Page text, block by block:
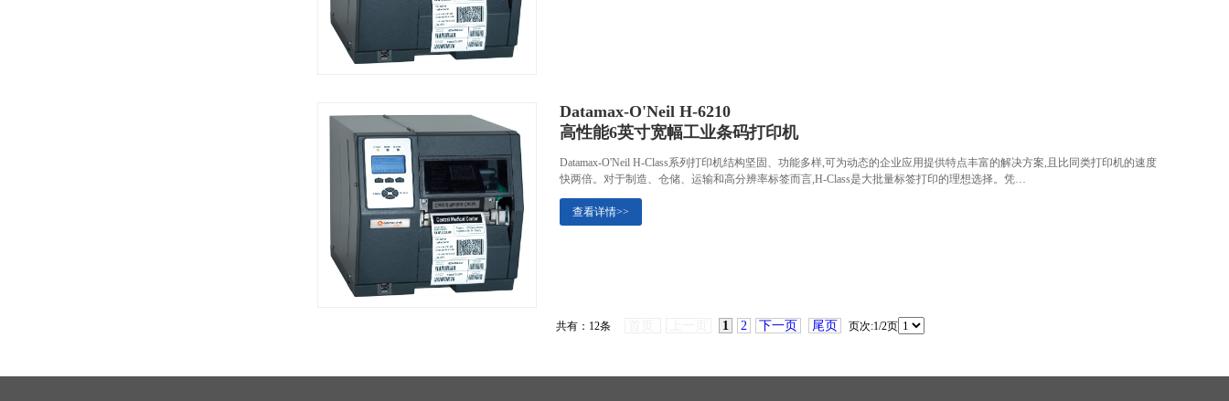
Datamax-O'Neil H-6210
高性能6英寸宽幅工业条码打印机
Datamax-O'Neil H-Class系列打印机结构坚固、功能多样,可为动态的企业应用提供特点丰富的解决方案,且比同类打印机的速度
快两倍。对于制造、仓储、运输和高分辨率标签而言,H-Class是大批量标签打印的理想选择。凭…
查看详情>>
共有：12条 1 2 下一页 尾页 页次:1/2页